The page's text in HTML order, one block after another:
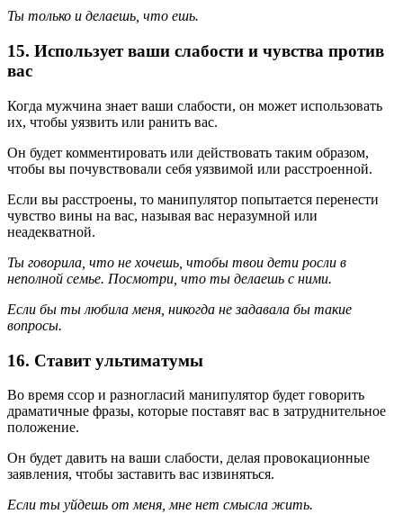
Ты только и делаешь, что ешь.
15. Использует ваши слабости и чувства против
вас
Когда мужчина знает ваши слабости, он может использовать
их, чтобы уязвить или ранить вас.
Он будет комментировать или действовать таким образом,
чтобы вы почувствовали себя уязвимой или расстроенной.
Если вы расстроены, то манипулятор попытается перенести
чувство вины на вас, называя вас неразумной или
неадекватной.
Ты говорила, что не хочешь, чтобы твои дети росли в
неполной семье. Посмотри, что ты делаешь с ними.
Если бы ты любила меня, никогда не задавала бы такие
вопросы.
16. Ставит ультиматумы
Во время ссор и разногласий манипулятор будет говорить
драматичные фразы, которые поставят вас в затруднительное
положение.
Он будет давить на ваши слабости, делая провокационные
заявления, чтобы заставить вас извиняться.
Если ты уйдешь от меня, мне нет смысла жить.